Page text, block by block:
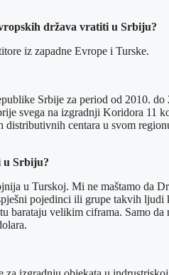
država vratiti u Srbiju?
iz zapadne Evrope i Turske.
Srbije za period od 2010. do
svega na izgradnji Koridora 11
centara u svom
u Srbiju?
u Turskoj. Mi ne maštamo da
pojedinci ili grupe takvih ljudi
barataju velikim ciframa. Samo da